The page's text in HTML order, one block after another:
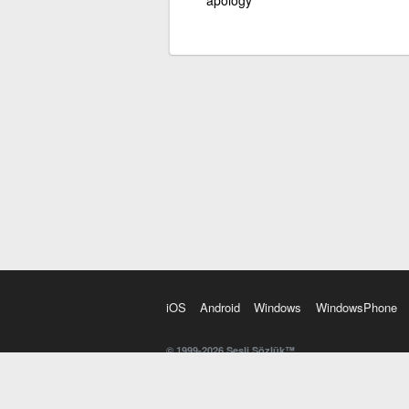
iOS Android Windows WindowsPhone
© 1999-2026 Sesli Sözlük™